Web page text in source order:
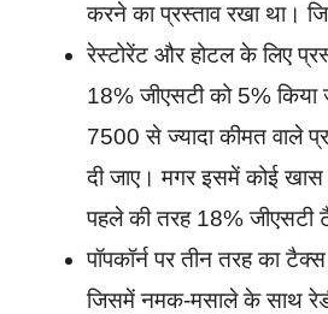
करने का प्रस्ताव रखा था।
रेस्टोरेंट और होटल के लिए
18% जीएसटी को 5%
7500 से ज्यादा कीमत वाले
दी जाए। मगर इसमें कोई खास
पहले की तरह 18% जीएसटी
पॉपकॉर्न पर तीन तरह का
जिसमें नमक-मसाले के साथ